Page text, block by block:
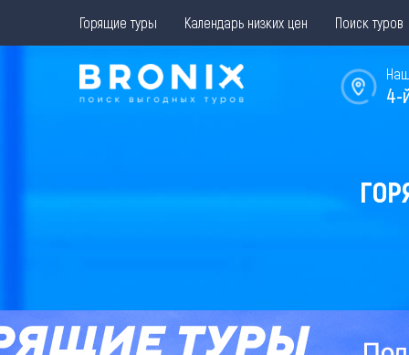
Горящие туры Календарь низких цен Поиск туров
4-